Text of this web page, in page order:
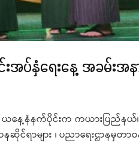
းအပ်နှံရေးနေ့ အခမ်းအ
နေ့နံနက်ပိုင်းက ကယားပြည်နယ်
များ ၊ ပညာရေးဌာနမှတာဝန်